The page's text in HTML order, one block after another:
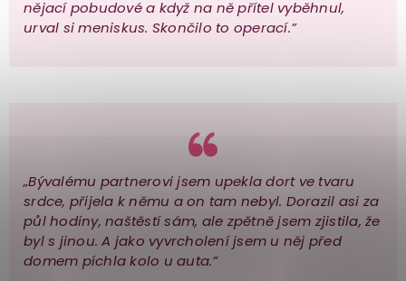
nějací pobudové a když na ně přítel vyběhnul,
urval si meniskus. Skončilo to operací.”
„Bývalému partnerovi jsem upekla dort ve tvaru
srdce, přijela k němu a on tam nebyl. Dorazil asi za
půl hodiny, naštěstí sám, ale zpětně jsem zjistila, že
byl s jinou. A jako vyvrcholení jsem u něj před
domem píchla kolo u auta.”